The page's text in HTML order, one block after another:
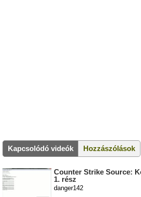
Kapcsolódó videók Hozzászólások
Counter Strike Source:
1. rész
danger142